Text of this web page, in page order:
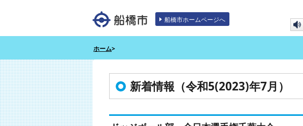
船橋市ホームページへ
ホーム>
新着情報（令和5(2023)年7月）